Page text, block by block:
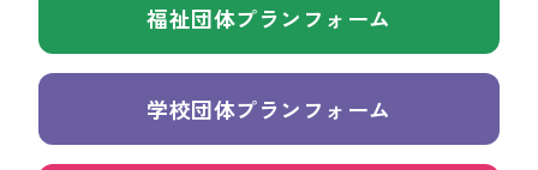
福祉団体プラン フォーム
学校団体プラン フォーム